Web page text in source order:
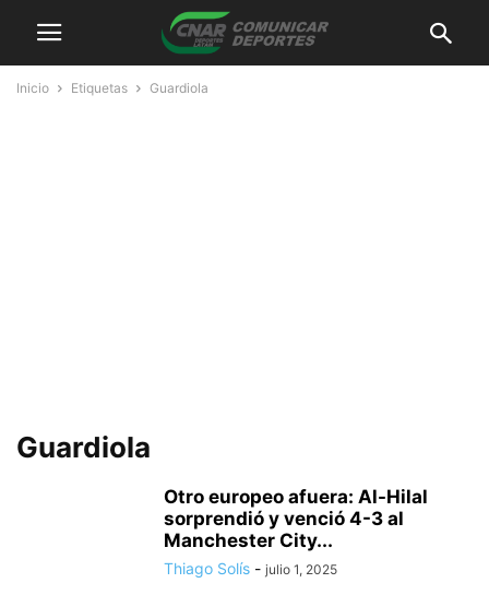
Inicio Etiquetas Guardiola
Guardiola
Otro europeo afuera: Al-Hilal
sorprendió y venció 4-3 al
Manchester City...
Thiago Solís - julio 1, 2025